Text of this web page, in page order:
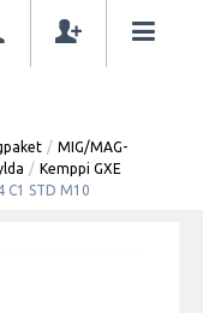
/ MIG/MAG-
/ Kemppi GXE
C1 STD M10